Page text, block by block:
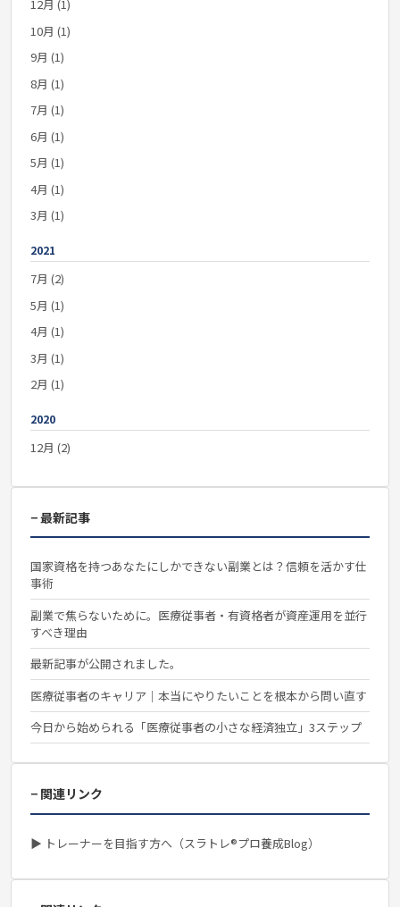
12月 (1)
10月 (1)
9月 (1)
8月 (1)
7月 (1)
6月 (1)
5月 (1)
4月 (1)
3月 (1)
2021
7月 (2)
5月 (1)
4月 (1)
3月 (1)
2月 (1)
2020
12月 (2)
− 最新記事
国家資格を持つあなたにしかできない副業とは？信頼を活かす仕
事術
副業で焦らないために。医療従事者・有資格者が資産運用を並行
すべき理由
最新記事が公開されました。
医療従事者のキャリア｜本当にやりたいことを根本から問い直す
今日から始められる「医療従事者の小さな経済独立」3ステップ
− 関連リンク
▶ トレーナーを目指す方へ（スラトレ®プロ養成Blog）